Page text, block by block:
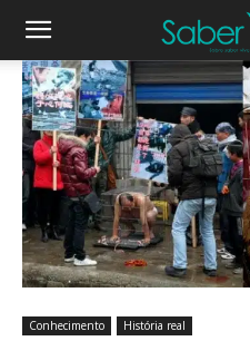
Conhecimento História real